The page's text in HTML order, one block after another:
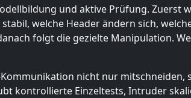
und aktive Prüfung. Zuerst
welche Header ändern sich,
folgt die gezielte Manipulation.
nicht nur
kontrollierte Einzeltests, Intruder